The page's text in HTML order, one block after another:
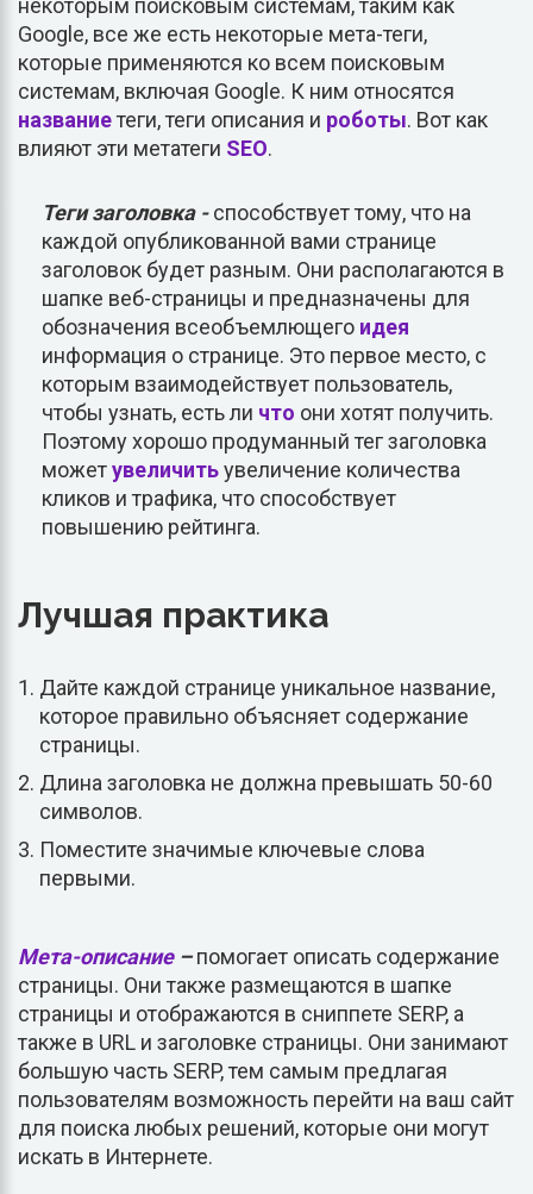
некоторым поисковым системам, таким как
Google, все же есть некоторые мета-теги,
которые применяются ко всем поисковым
системам, включая Google. К ним относятся
названиетеги, теги описания и роботы. Вот как
влияют эти метатеги SEO.
Теги заголовка -способствует тому, что на
каждой опубликованной вами странице
заголовок будет разным. Они располагаются в
шапке веб-страницы и предназначены для
обозначения всеобъемлющего идея
информация о странице. Это первое место, с
которым взаимодействует пользователь,
чтобы узнать, есть ли что они хотят получить.
Поэтому хорошо продуманный тег заголовка
можетувеличитьувеличение количества
кликов и трафика, что способствует
повышению рейтинга.
Лучшая практика
Дайте каждой странице уникальное название,
которое правильно объясняет содержание
страницы.
Длина заголовка не должна превышать 50-60
символов.
Поместите значимые ключевые слова
первыми.
Мета-описание–помогает описать содержание
страницы. Они также размещаются в шапке
страницы и отображаются в сниппете SERP, а
также в URL и заголовке страницы. Они занимают
большую часть SERP, тем самым предлагая
пользователям возможность перейти на ваш сайт
для поиска любых решений, которые они могут
искать в Интернете.